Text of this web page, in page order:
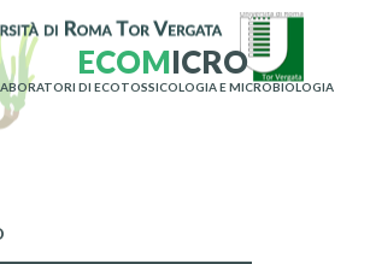
ECOMICRO
DI ECOTOSSICOLOGIA E MICROBIOLOGIA